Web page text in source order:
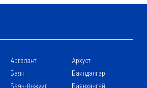
Аргалант
Архуст
Баян
Баяндэлгэр
Баян-Өнжүүл
Баянхангай